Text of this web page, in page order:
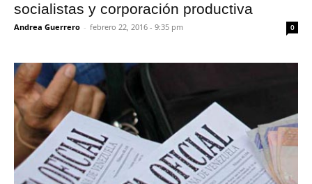
socialistas y corporación productiva
Andrea Guerrero - febrero 22, 2016 - 9:35 pm 0